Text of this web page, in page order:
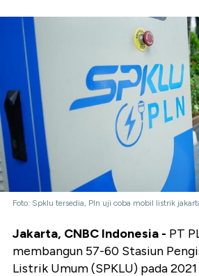
Foto: Spklu tersedia, Pln uji coba mobil listrik
Jakarta, CNBC Indonesia - PT
membangun 57-60 Stasiun
Listrik Umum (SPKLU) pada